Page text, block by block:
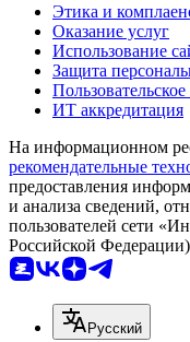
Этика и
Оказание услуг
Использование
Защита
ИТ аккредитация
На информационном
рекомендательные
предоставления
и анализа сведений,
пользователей сети
Российской Федерации)
Русский